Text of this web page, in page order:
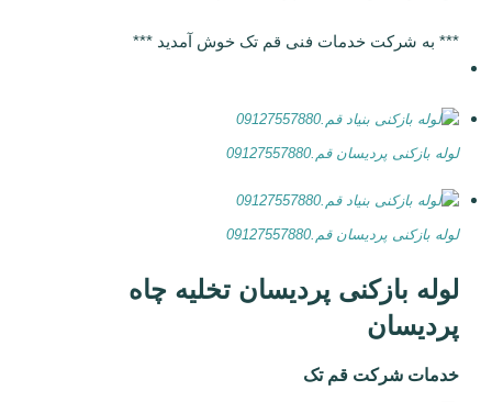
*** به شرکت خدمات فنی قم تک خوش آمدید ***
لوله بازکنی پردیسان قم.09127557880
لوله بازکنی پردیسان قم.09127557880
لوله بازکنی پردیسان تخلیه چاه
پردیسان
خدمات شرکت قم تک